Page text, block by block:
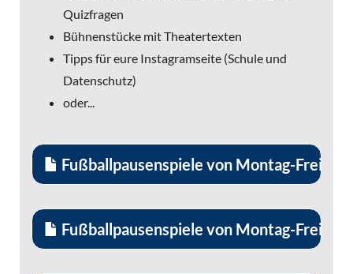
Quizfragen
Bühnenstücke mit Theatertexten
Tipps für eure Instagramseite (Schule und
Datenschutz)
oder...
Fußballpausenspiele von Montag-Freitag
Fußballpausenspiele von Montag-Freitag